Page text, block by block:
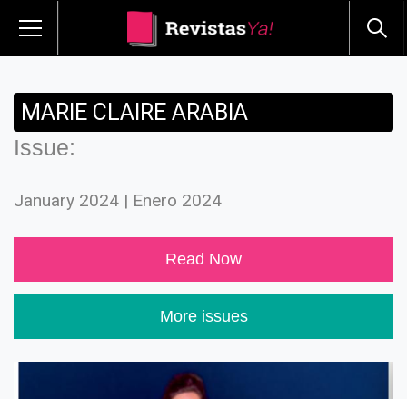
MARIE CLAIRE ARABIA
Issue:
January 2024 | Enero 2024
Read Now
More issues